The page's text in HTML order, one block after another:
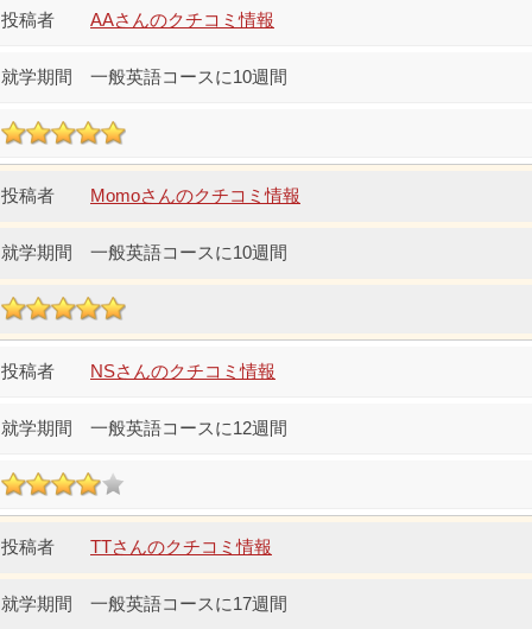
AAさんのクチコミ情報
一般英語コースに10週間
Momoさんのクチコミ情報
一般英語コースに10週間
NSさんのクチコミ情報
一般英語コースに12週間
TTさんのクチコミ情報
一般英語コースに17週間